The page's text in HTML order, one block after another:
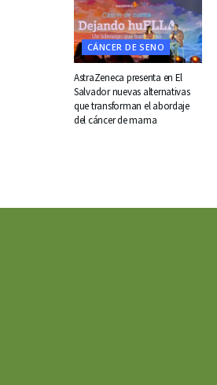
CÁNCER DE SENO
AstraZeneca presenta en El
Salvador nuevas alternativas
que transforman el abordaje
del cáncer de mama